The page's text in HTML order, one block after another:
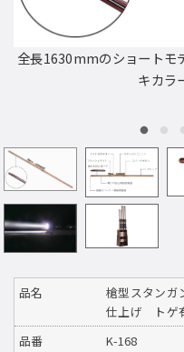
全長1630mmのショート
キカラ
品名
槍型スタン
仕上げ トゲ
品番
K-168